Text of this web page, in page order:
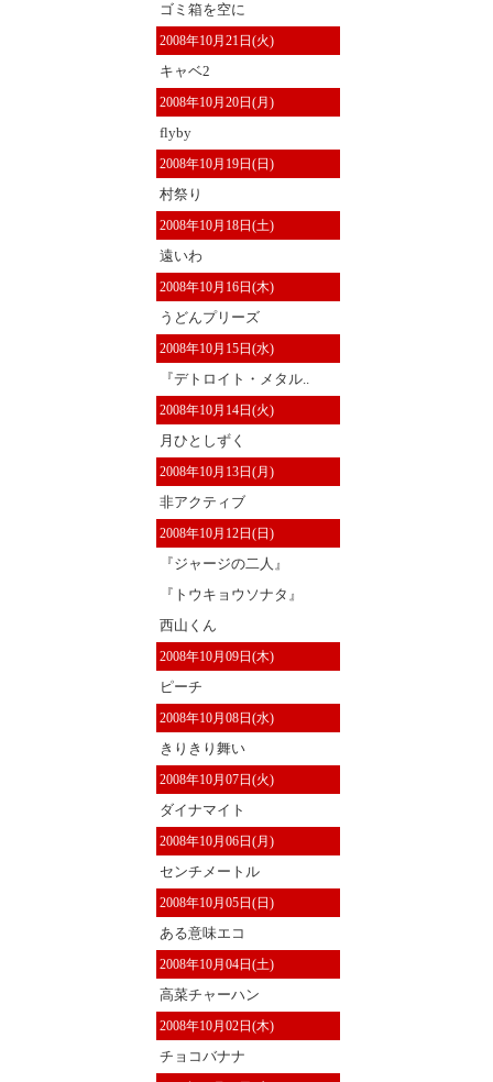
ゴミ箱を空に
2008年10月21日(火)
キャベ2
2008年10月20日(月)
flyby
2008年10月19日(日)
村祭り
2008年10月18日(土)
遠いわ
2008年10月16日(木)
うどんプリーズ
2008年10月15日(水)
『デトロイト・メタル..
2008年10月14日(火)
月ひとしずく
2008年10月13日(月)
非アクティブ
2008年10月12日(日)
『ジャージの二人』
『トウキョウソナタ』
西山くん
2008年10月09日(木)
ピーチ
2008年10月08日(水)
きりきり舞い
2008年10月07日(火)
ダイナマイト
2008年10月06日(月)
センチメートル
2008年10月05日(日)
ある意味エコ
2008年10月04日(土)
高菜チャーハン
2008年10月02日(木)
チョコバナナ